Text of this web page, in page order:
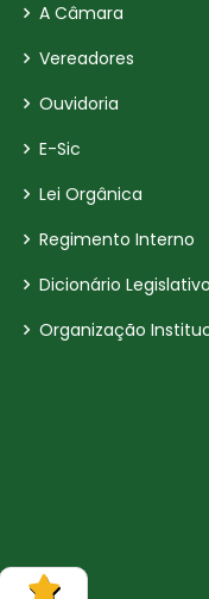
A Câmara
Vereadores
Ouvidoria
E-Sic
Lei Orgânica
Regimento Interno
Dicionário Legislativo
Organização